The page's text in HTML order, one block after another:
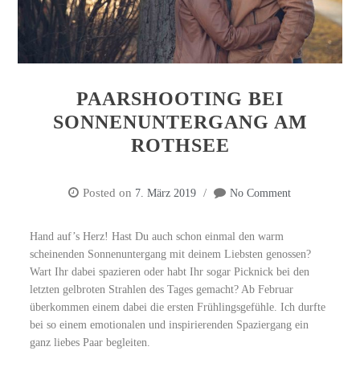
PAARSHOOTING BEI
SONNENUNTERGANG AM
ROTHSEE
Posted on 7. März 2019 No Comment
Hand auf’s Herz! Hast Du auch schon einmal den warm
scheinenden Sonnenuntergang mit deinem Liebsten genossen?
Wart Ihr dabei spazieren oder habt Ihr sogar Picknick bei den
letzten gelbroten Strahlen des Tages gemacht? Ab Februar
überkommen einem dabei die ersten Frühlingsgefühle. Ich durfte
bei so einem emotionalen und inspirierenden Spaziergang ein
ganz liebes Paar begleiten.